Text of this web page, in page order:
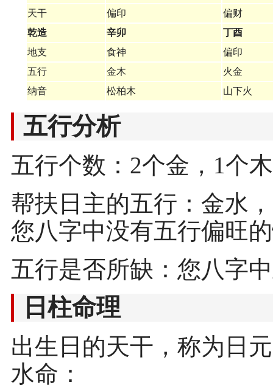
天干
偏印
偏财
乾造
辛卯
丁酉
地支
食神
偏印
五行
金木
火金
纳音
松柏木 山下火
五行分析
五行个数：2个金，1个
帮扶日主的五行：金水
您八字中没有五行偏旺
五行是否所缺：您八字
日柱命理
出生日的天干，称为日
水命：